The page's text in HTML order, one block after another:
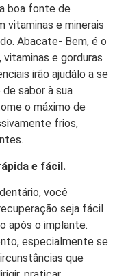
boa fonte de
vitaminas e minerais
Abacate- Bem, é o
e gorduras
irão ajudálo a se
sabor à sua
o máximo de
frios,
e fácil.
você
seja fácil
após o implante.
especialmente se
que